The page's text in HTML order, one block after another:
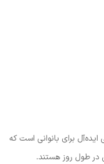
ایده‌آل برای بانوانی است که
در طول روز هستند.